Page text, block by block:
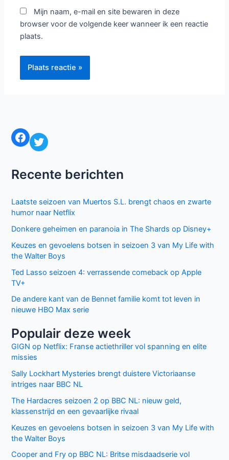
Mijn naam, e-mail en site bewaren in deze
browser voor de volgende keer wanneer ik een reactie
plaats.
Facebook Twitter
Recente berichten
Laatste seizoen van Muertos S.L. brengt chaos en zwarte
humor naar Netflix
Donkere geheimen en paranoia in The Shards op Disney+
Keuzes en gevoelens botsen in seizoen 3 van My Life with
the Walter Boys
Ted Lasso seizoen 4: verrassende comeback op Apple
TV+
De andere kant van de Bennet familie komt tot leven in
nieuwe HBO Max serie
Populair deze week
GIGN op Netflix: Franse actiethriller vol spanning en elite
missies
Sally Lockhart Mysteries brengt duistere Victoriaanse
intriges naar BBC NL
The Hardacres seizoen 2 op BBC NL: nieuw geld,
klassenstrijd en een gevaarlijke rivaal
Keuzes en gevoelens botsen in seizoen 3 van My Life with
the Walter Boys
Cooper and Fry op BBC NL: Britse misdaadserie vol